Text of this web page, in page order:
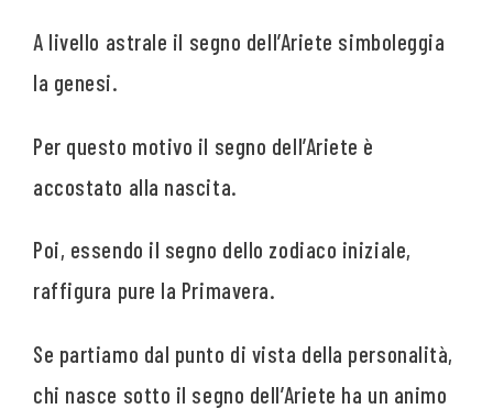
A livello astrale il segno dell’Ariete simboleggia
la genesi.
Per questo motivo il segno dell’Ariete è
accostato alla nascita.
Poi, essendo il segno dello zodiaco iniziale,
raffigura pure la Primavera.
Se partiamo dal punto di vista della personalità,
chi nasce sotto il segno dell’Ariete ha un animo